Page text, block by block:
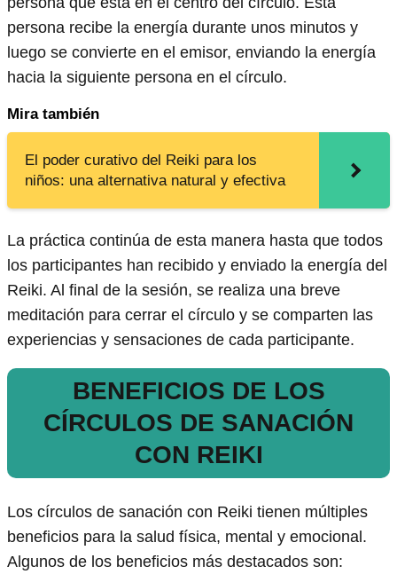
persona recibe la energía durante unos minutos y
luego se convierte en el emisor, enviando la energía
hacia la siguiente persona en el círculo.
Mira también
El poder curativo del Reiki para los
niños: una alternativa natural y efectiva
La práctica continúa de esta manera hasta que todos
los participantes han recibido y enviado la energía del
Reiki. Al final de la sesión, se realiza una breve
meditación para cerrar el círculo y se comparten las
experiencias y sensaciones de cada participante.
BENEFICIOS DE LOS
CÍRCULOS DE SANACIÓN
CON REIKI
Los círculos de sanación con Reiki tienen múltiples
beneficios para la salud física, mental y emocional.
Algunos de los beneficios más destacados son: